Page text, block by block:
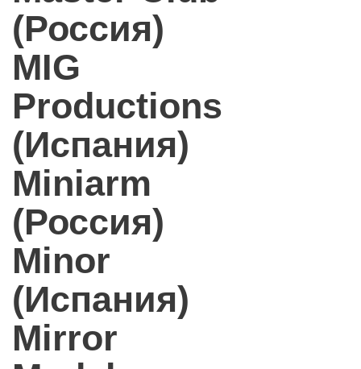
(Россия)
MIG
Productions
(Испания)
Miniarm
(Россия)
Minor
(Испания)
Mirror